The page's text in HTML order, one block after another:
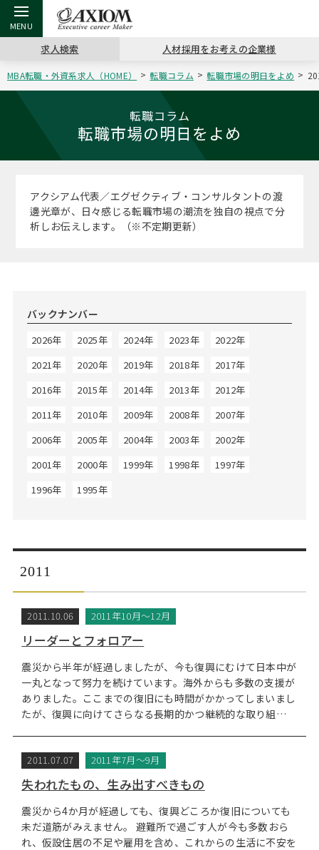
戻る
アクシアムの特長
戻る
サービス案内
戻る
“展”職
戻る
キャリア支援 TOP
キャリアデザイン講座
（最新求人市場動向）
戻る
MBAキ
ステージ別アドバイス
MBAの転職事例
MBA留学生数の推移
戻る
インターン受入企業一覧
年齢と年収の相関図
戻る
転職ツール TOP
英文レジュメの書き方
戻る
英文レ
日本語履歴書テンプレート
Web面接の準備・注意点
戻る
転職コラム TOP
“展”職相談室
コンサルティングの現場から
注目企業インタビュー
戻る
イベント・セミナー TOP
キャリアデザインセミナー
ジョブフェア
プロ経営者の特別セミナー
Career Talk Live
MBA NETWORKING
戻る
会社概要 TOP
アクセス
ニュースリリース
求人検索 人材採用をお考えの企業様
MBA転職・外資系求人（HOME） 転職コラム 転職市場の明日をよめ
転職コラム
転職市場の明日をよめ
アクシアム代表／エグゼクティブ・コンサルタントの渡
邊光章が、日々感じる転職市場の潮流を独自の視点で分
析しお伝えします。（※不定期更新）
バックナンバー
2026年 2025年 2024年 2023年
2022年
2021年
2020年 2019年 2018年
2017年
2016年
2015年 2014年 2013年
2012年
2011年
2010年 2009年 2008年
2007年
2006年
2005年 2004年 2003年
2002年
2001年
2000年 1999年 1998年
1997年
1996年
1995年
2011
2011.10.06 2011年10月～12月
リーダーとフォロアー
震災から半年が経過しましたが、今も復興にむけて日本中が
一丸となって努力を続けています。海外からも多数の支援が
ありました。ここまでの復旧にも時間がかかってしまいまし
たが、復興に向けてさらなる長期的かつ継続的な取り組…
2011.07.07 2011年7月～9月
失われたもの、生み出すべきもの
震災から4か月が経過しても、復興どころか復旧についても
未だ道筋がみえません。 避難所で過ごす人が今も多数おら
れ、仮設住居の不足や雇用を含め、これからの生活に不安を